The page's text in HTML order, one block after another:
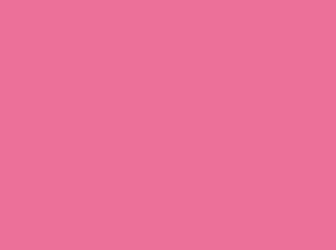
สวยคลีน สวยเฮลธ์ตี้ ดีงาม